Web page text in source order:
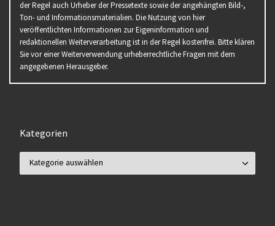
der Regel auch Urheber der Pressetexte sowie der angehängten Bild-,
Ton- und Informationsmaterialien. Die Nutzung von hier
veröffentlichten Informationen zur Eigeninformation und
redaktionellen Weiterverarbeitung ist in der Regel kostenfrei. Bitte klären
Sie vor einer Weiterverwendung urheberrechtliche Fragen mit dem
angegebenen Herausgeber.
Kategorien